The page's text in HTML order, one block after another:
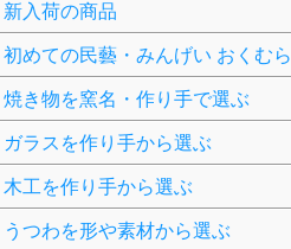
新入荷の商品
初めての民藝・みんげい おくむら
焼き物を窯名・作り手で選ぶ
ガラスを作り手から選ぶ
木工を作り手から選ぶ
うつわを形や素材から選ぶ